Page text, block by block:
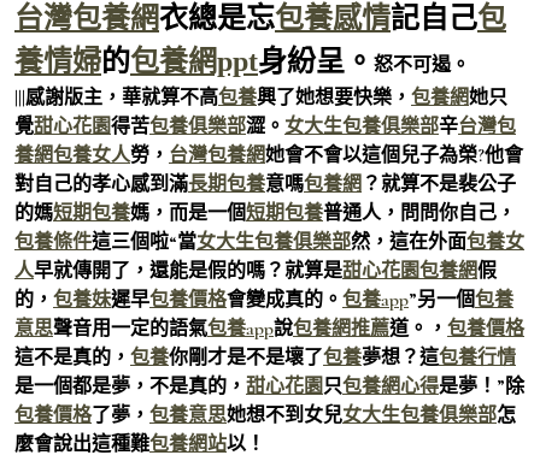
台灣包養網衣總是忘包養感情記自己包
養情婦的包養網ppt身紛呈。 怒不可遏。
|||感謝版主，華就算不高包養興了她想要快樂， 包養網她只
覺甜心花園得苦包養俱樂部澀。 女大生包養俱樂部辛台灣包
養網包養女人勞， 台灣包養網她會不會以這個兒子為榮?他會
對自己的孝心感到滿長期包養意嗎包養網 ？就算不是裴公子
的媽短期包養媽，而是一個短期包養普通人，問問你自己，
包養條件這三個啦“當女大生包養俱樂部然，這在外面包養女
人早就傳開了，還能是假的嗎？就算是甜心花園包養網假
的， 包養妹遲早包養價格會變成真的。 包養app”另一個包養
意思聲音用一定的語氣包養app說包養網推薦道。， 包養價格
這不是真的， 包養你剛才是不是壞了包養夢想？這包養行情
是一個都是夢，不是真的， 甜心花園只包養網心得是夢！”除
包養價格了夢， 包養意思她想不到女兒女大生包養俱樂部怎
麼會說出這種難包養網站以！